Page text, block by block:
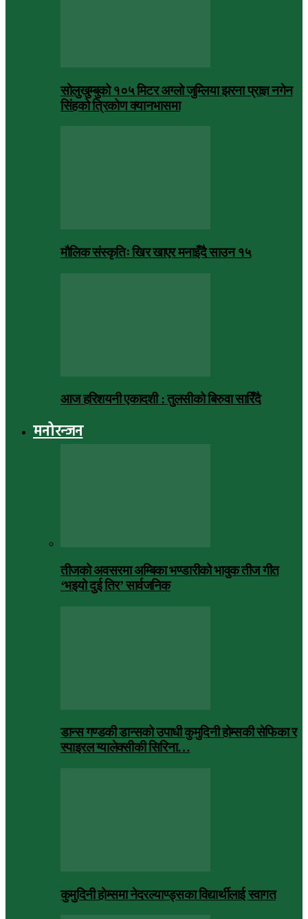
सोलुखुम्बुको १०५ मिटर अग्लो जुम्लिया झरना प्राज्ञ नगेन
सिंहको त्रिकोण क्यानभासमा
मौलिक संस्कृतिः खिर खाएर मनाइँदै साउन १५
आज हरिशयनी एकादशी : तुलसीको बिरुवा सारिँदै
मनोरन्जन
तीजको अवसरमा अम्बिका भण्डारीको भावुक तीज गीत
‘भइयो दुई तिर’ सार्वजनिक
डान्स गण्डकी डान्सको उपाधी कुमुदिनी होम्सकी सेफिका र
स्पाइरल ग्यालेक्सीकी सिरिना…
कुमुदिनी होम्समा नेदरल्याण्ड्सका विद्यार्थीलाई स्वागत